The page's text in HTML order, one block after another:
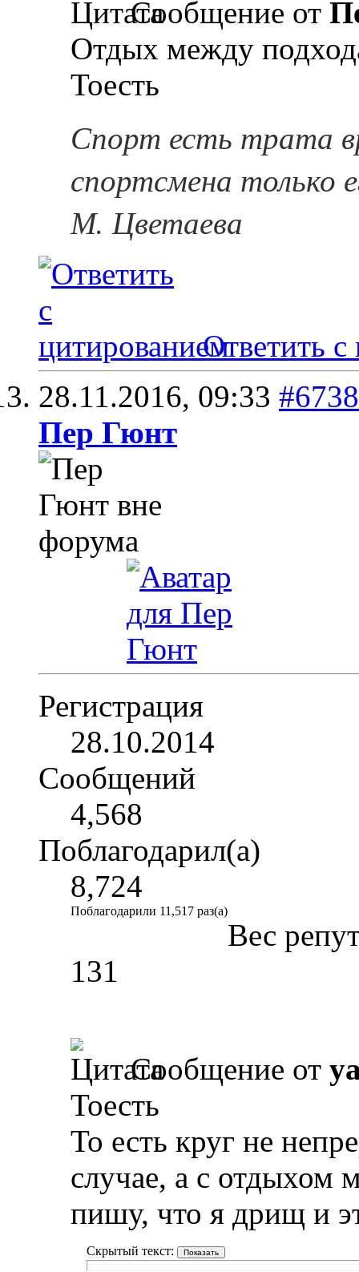
Сообщение от
Отдых между
Тоесть
Спорт есть трата
спортсмена только
М. Цветаева
Ответить с
28.11.2016, 09:33 #6738
Пер Гюнт
Регистрация
28.10.2014
Сообщений
4,568
Поблагодарил(а)
8,724
Поблагодарили 11,517 раз(а)
Вес
131
Сообщение от
Тоесть
То есть круг не
случае, а с
пишу, что я дрищ и
Скрытый текст: